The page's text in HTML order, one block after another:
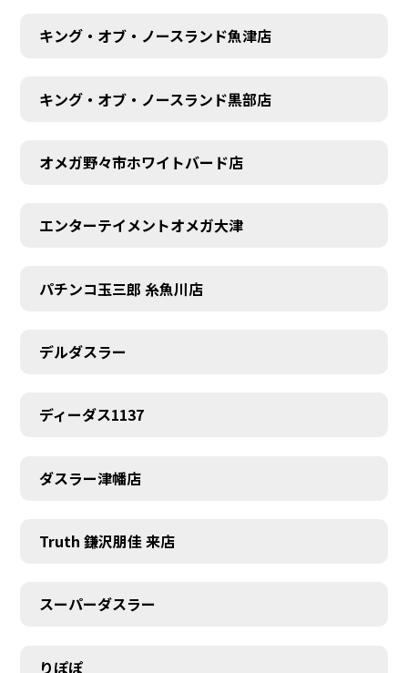
キング・オブ・ノースランド魚津店
キング・オブ・ノースランド黒部店
オメガ野々市ホワイトバード店
エンターテイメントオメガ大津
パチンコ玉三郎 糸魚川店
デルダスラー
ディーダス1137
ダスラー津幡店
Truth 鎌沢朋佳 来店
スーパーダスラー
りぽぽ